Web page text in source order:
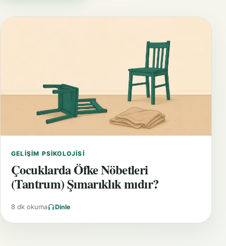
GELIŞIM PSIKOLOJISI
Çocuklarda Öfke Nöbetleri
(Tantrum) Şımarıklık mıdır?
8 dk okuma Dinle